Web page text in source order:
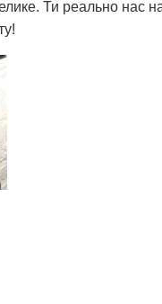
Ти реально нас